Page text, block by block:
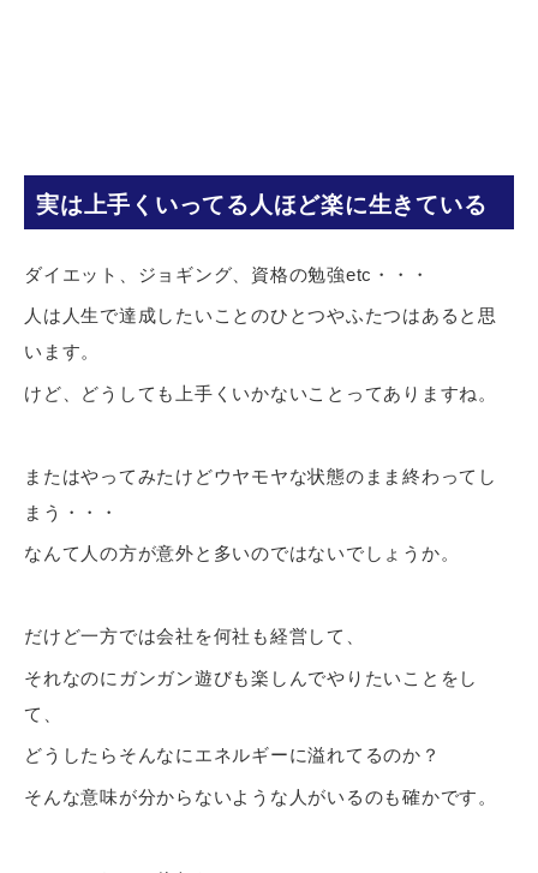
実は上手くいってる人ほど楽に生きている
ダイエット、ジョギング、資格の勉強etc・・・
人は人生で達成したいことのひとつやふたつはあると思
います。
けど、どうしても上手くいかないことってありますね。
またはやってみたけどウヤモヤな状態のまま終わってし
まう・・・
なんて人の方が意外と多いのではないでしょうか。
だけど一方では会社を何社も経営して、
それなのにガンガン遊びも楽しんでやりたいことをし
て、
どうしたらそんなにエネルギーに溢れてるのか？
そんな意味が分からないような人がいるのも確かです。